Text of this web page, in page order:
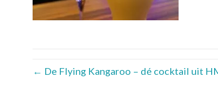
← De Flying Kangaroo – dé cocktail uit